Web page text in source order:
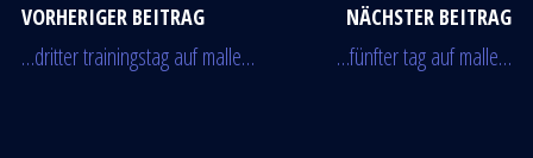
VORHERIGER BEITRAG
…dritter trainingstag auf malle…
NÄCHSTER BEITRAG
…fünfter tag auf malle…